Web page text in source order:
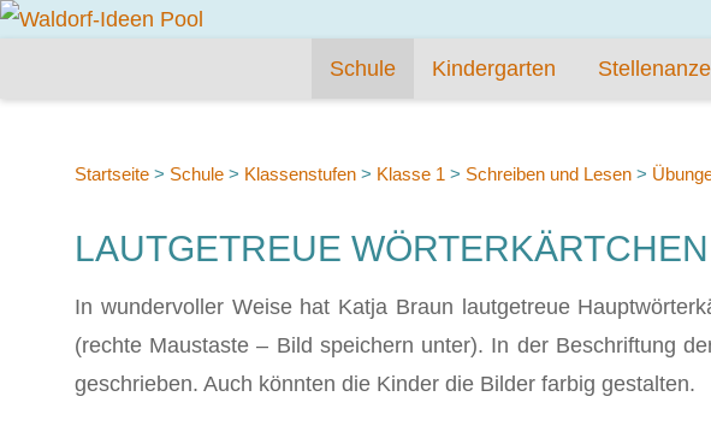
Schule Kindergarten
Startseite > Schule > Klassenstufen > Klasse 1 > Schreiben und Lesen >
LAUTGETREUE WÖRTERKÄRTCHEN
In wundervoller Weise hat Katja Braun lautgetreue
(rechte Maustaste – Bild speichern unter). In der Beschriftung
geschrieben. Auch könnten die Kinder die Bilder farbig gestalten.